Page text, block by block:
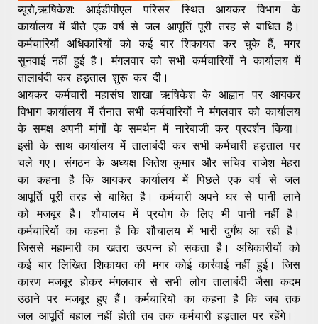
ब्यूरो,ऋषिकेश: आईडीपीएल परिसर स्थित आयकर विभाग के
कार्यालय में बीते एक वर्ष से जल आपूर्ति पूरी तरह से बाधित है।
कर्मचारियों अधिकारियों को कई बार शिकायत कर चुके हैं, मगर
सुनवाई नहीं हुई है। मंगलवार को सभी कर्मचारियों ने कार्यालय में
तालाबंदी कर हड़ताल शुरू कर दी।
आयकर कर्मचारी महासंघ शाखा ऋषिकेश के आह्वान पर आयकर
विभाग कार्यालय में तैनात सभी कर्मचारियों ने मंगलवार को कार्यालय
के समक्ष अपनी मांगों के समर्थन में नारेबाजी कर प्रदर्शन किया।
इसी के साथ कार्यालय में तालाबंदी कर सभी कर्मचारी हड़ताल पर
चले गए। संगठन के अध्यक्ष जितेश कुमार और सचिव राजेश मेहरा
का कहना है कि आयकर कार्यालय में पिछले एक वर्ष से जल
आपूर्ति पूरी तरह से बाधित है। कर्मचारी अपने घर से पानी लाने
को मजबूर है। शौचालय में प्रयोग के लिए भी पानी नहीं है।
कर्मचारियों का कहना है कि शौचालय में भारी दुर्गंध आ रही है।
जिससे महामारी का खतरा उत्पन्न हो सकता है। अधिकारीयों को
कई बार लिखित शिकायत की मगर कोई कार्रवाई नहीं हुई। जिस
कारण मजबूर होकर मंगलवार से सभी लोग तालाबंदी जैसा कदम
उठाने पर मजबूर हुए हैं। कर्मचारियों का कहना है कि जब तक
जल आपूर्ति बहाल नहीं होती तब तक कर्मचारी हड़ताल पर रहेंगे।